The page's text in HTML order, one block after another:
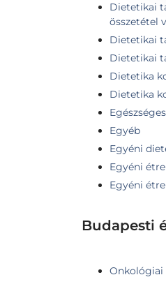
Dietetikai
összetétel
Dietetikai
Dietetikai
Dietetika
Dietetika
Egyéb
Egyéni
Egyéni
Egyéni
Budapesti
Onkológiai